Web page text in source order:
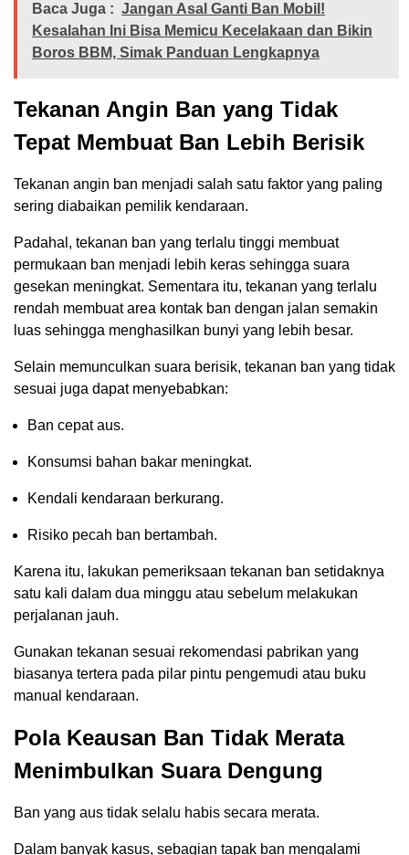
Baca Juga : Jangan Asal Ganti Ban Mobil!
Kesalahan Ini Bisa Memicu Kecelakaan dan Bikin
Boros BBM, Simak Panduan Lengkapnya
Tekanan Angin Ban yang Tidak
Tepat Membuat Ban Lebih Berisik
Tekanan angin ban menjadi salah satu faktor yang paling
sering diabaikan pemilik kendaraan.
Padahal, tekanan ban yang terlalu tinggi membuat
permukaan ban menjadi lebih keras sehingga suara
gesekan meningkat. Sementara itu, tekanan yang terlalu
rendah membuat area kontak ban dengan jalan semakin
luas sehingga menghasilkan bunyi yang lebih besar.
Selain memunculkan suara berisik, tekanan ban yang tidak
sesuai juga dapat menyebabkan:
Ban cepat aus.
Konsumsi bahan bakar meningkat.
Kendali kendaraan berkurang.
Risiko pecah ban bertambah.
Karena itu, lakukan pemeriksaan tekanan ban setidaknya
satu kali dalam dua minggu atau sebelum melakukan
perjalanan jauh.
Gunakan tekanan sesuai rekomendasi pabrikan yang
biasanya tertera pada pilar pintu pengemudi atau buku
manual kendaraan.
Pola Keausan Ban Tidak Merata
Menimbulkan Suara Dengung
Ban yang aus tidak selalu habis secara merata.
Dalam banyak kasus, sebagian tapak ban mengalami